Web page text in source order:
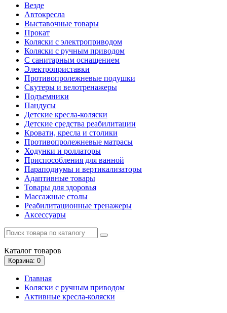
Везде
Автокресла
Выставочные товары
Прокат
Коляски с электроприводом
Коляски с ручным приводом
С санитарным оснащением
Электроприставки
Противопролежневые подушки
Скутеры и велотренажеры
Подъемники
Пандусы
Детские кресла-коляски
Детские средства реабилитации
Кровати, кресла и столики
Противопролежневые матрасы
Ходунки и роллаторы
Приспособления для ванной
Параподиумы и вертикализаторы
Адаптивные товары
Товары для здоровья
Массажные столы
Реабилитационные тренажеры
Аксессуары
Каталог товаров
Корзина: 0
Главная
Коляски с ручным приводом
Активные кресла-коляски